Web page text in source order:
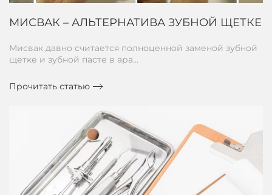
МИСВАК – АЛЬТЕРНАТИВА ЗУБНОЙ ЩЕТКЕ
Мисвак давно считается полноценной заменой зубной
щетке и зубной пасте в ара…
Прочитать статью